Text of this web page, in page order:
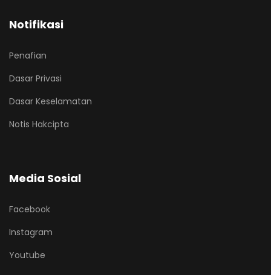
Notifikasi
Penafian
Dasar Privasi
Dasar Keselamatan
Notis Hakcipta
Media Sosial
Facebook
Instagram
Youtube